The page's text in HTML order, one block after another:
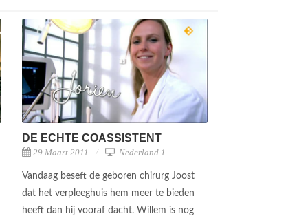
DE ECHTE COASSISTENT
29 Maart 2011 Nederland 1
Vandaag beseft de geboren chirurg Joost
dat het verpleeghuis hem meer te bieden
heeft dan hij vooraf dacht. Willem is nog